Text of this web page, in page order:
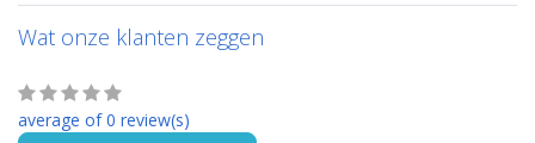
Wat onze klanten zeggen
average of 0 review(s)